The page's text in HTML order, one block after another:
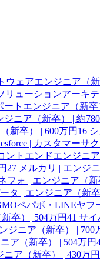
ウェアエンジニア（
リューションアーキ
ートエンジニア（新
ニア（新卒） | 約
新卒） | 600万円 16
| カスタマーサ
ントエンドエンジニ
27 メルカリ | エンジ
フォ | エンジニア（新
タ | エンジニア（新卒
ペパボ・LINEヤフ
卒）| 504万円41 サイ
ニア（新卒） | 700
ア（新卒） | 504万円
ア（新卒） | 430万円